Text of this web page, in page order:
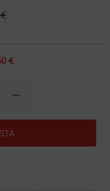
€
remove